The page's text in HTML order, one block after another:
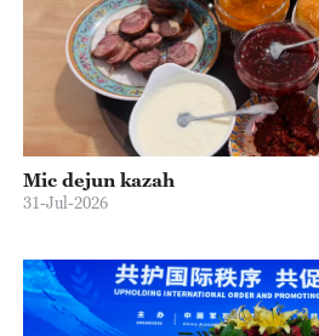
Mic dejun kazah
31-Jul-2026